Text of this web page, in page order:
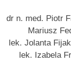
dr n. med. Piotr
Mariusz
lek. Jolanta
lek. Izabela